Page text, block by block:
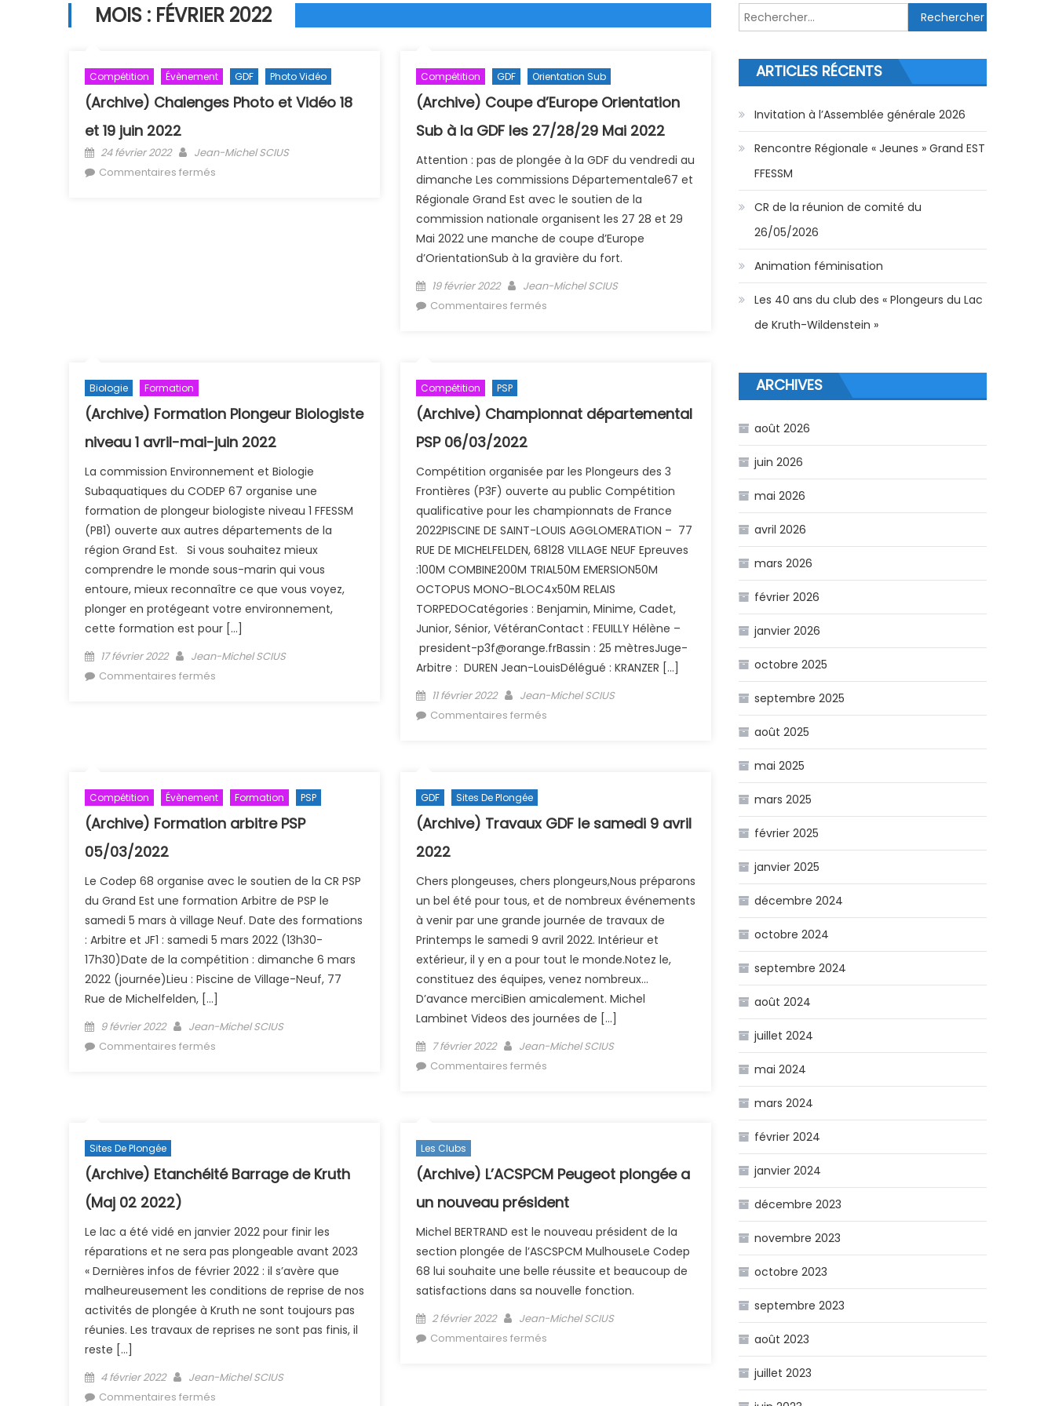
MOIS : FÉVRIER 2022
Compétition Évènement GDF Photo Vidéo
(Archive) Chalenges Photo et Vidéo 18
et 19 juin 2022
Posted on
24 février 2022 Author
Jean-Michel SCIUS
Commentaires fermés
Compétition GDF Orientation Sub
(Archive) Coupe d’Europe Orientation
Sub à la GDF les 27/28/29 Mai 2022
Attention : pas de plongée à la GDF du vendredi au
dimanche Les commissions Départementale67 et
Régionale Grand Est avec le soutien de la
commission nationale organisent les 27 28 et 29
Mai 2022 une manche de coupe d’Europe
d’OrientationSub à la gravière du fort.
Posted on
19 février 2022 Author
Jean-Michel SCIUS
Commentaires fermés
Biologie Formation
(Archive) Formation Plongeur Biologiste
niveau 1 avril-mai-juin 2022
La commission Environnement et Biologie
Subaquatiques du CODEP 67 organise une
formation de plongeur biologiste niveau 1 FFESSM
(PB1) ouverte aux autres départements de la
région Grand Est. Si vous souhaitez mieux
comprendre le monde sous-marin qui vous
entoure, mieux reconnaître ce que vous voyez,
plonger en protégeant votre environnement,
cette formation est pour […]
Posted on
17 février 2022 Author
Jean-Michel SCIUS
Commentaires fermés
Compétition PSP
(Archive) Championnat départemental
PSP 06/03/2022
Compétition organisée par les Plongeurs des 3
Frontières (P3F) ouverte au public Compétition
qualificative pour les championnats de France
2022PISCINE DE SAINT-LOUIS AGGLOMERATION – 77
RUE DE MICHELFELDEN, 68128 VILLAGE NEUF Epreuves
:100M COMBINE200M TRIAL50M EMERSION50M
OCTOPUS MONO-BLOC4x50M RELAIS
TORPEDOCatégories : Benjamin, Minime, Cadet,
Junior, Sénior, VétéranContact : FEUILLY Hélène –
president-p3f@orange.frBassin : 25 mètresJuge-
Arbitre : DUREN Jean-LouisDélégué : KRANZER […]
Posted on
11 février 2022 Author
Jean-Michel SCIUS
Commentaires fermés
Compétition Évènement Formation PSP
(Archive) Formation arbitre PSP
05/03/2022
Le Codep 68 organise avec le soutien de la CR PSP
du Grand Est une formation Arbitre de PSP le
samedi 5 mars à village Neuf. Date des formations
: Arbitre et JF1 : samedi 5 mars 2022 (13h30-
17h30)Date de la compétition : dimanche 6 mars
2022 (journée)Lieu : Piscine de Village-Neuf, 77
Rue de Michelfelden, […]
Posted on
9 février 2022 Author
Jean-Michel SCIUS
Commentaires fermés
GDF Sites De Plongée
(Archive) Travaux GDF le samedi 9 avril
2022
Chers plongeuses, chers plongeurs,Nous préparons
un bel été pour tous, et de nombreux événements
à venir par une grande journée de travaux de
Printemps le samedi 9 avril 2022. Intérieur et
extérieur, il y en a pour tout le monde.Notez le,
constituez des équipes, venez nombreux…
D’avance merciBien amicalement. Michel
Lambinet Videos des journées de […]
Posted on
7 février 2022 Author
Jean-Michel SCIUS
Commentaires fermés
Sites De Plongée
(Archive) Etanchéité Barrage de Kruth
(Maj 02 2022)
Le lac a été vidé en janvier 2022 pour finir les
réparations et ne sera pas plongeable avant 2023
« Dernières infos de février 2022 : il s’avère que
malheureusement les conditions de reprise de nos
activités de plongée à Kruth ne sont toujours pas
réunies. Les travaux de reprises ne sont pas finis, il
reste […]
Posted on
4 février 2022 Author
Jean-Michel SCIUS
Commentaires fermés
Les Clubs
(Archive) L’ACSPCM Peugeot plongée a
un nouveau président
Michel BERTRAND est le nouveau président de la
section plongée de l’ASCSPCM MulhouseLe Codep
68 lui souhaite une belle réussite et beaucoup de
satisfactions dans sa nouvelle fonction.
Posted on
2 février 2022 Author
Jean-Michel SCIUS
Commentaires fermés
Rechercher :
ARTICLES RÉCENTS
Invitation à l’Assemblée générale 2026
Rencontre Régionale « Jeunes » Grand EST
FFESSM
CR de la réunion de comité du
26/05/2026
Animation féminisation
Les 40 ans du club des « Plongeurs du Lac
de Kruth-Wildenstein »
ARCHIVES
août 2026
juin 2026
mai 2026
avril 2026
mars 2026
février 2026
janvier 2026
octobre 2025
septembre 2025
août 2025
mai 2025
mars 2025
février 2025
janvier 2025
décembre 2024
octobre 2024
septembre 2024
août 2024
juillet 2024
mai 2024
mars 2024
février 2024
janvier 2024
décembre 2023
novembre 2023
octobre 2023
septembre 2023
août 2023
juillet 2023